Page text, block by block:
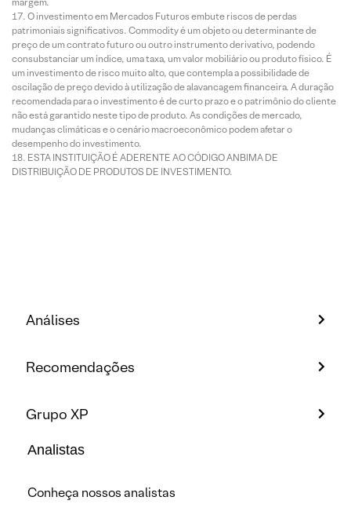
O investimento em Mercados Futuros embute riscos de perdas
patrimoniais significativos. Commodity é um objeto ou determinante de
preço de um contrato futuro ou outro instrumento derivativo, podendo
consubstanciar um índice, uma taxa, um valor mobiliário ou produto físico. É
um investimento de risco muito alto, que contempla a possibilidade de
oscilação de preço devido à utilização de alavancagem financeira. A duração
recomendada para o investimento é de curto prazo e o patrimônio do cliente
não está garantido neste tipo de produto. As condições de mercado,
mudanças climáticas e o cenário macroeconômico podem afetar o
desempenho do investimento.
ESTA INSTITUIÇÃO É ADERENTE AO CÓDIGO ANBIMA DE
DISTRIBUIÇÃO DE PRODUTOS DE INVESTIMENTO.
Análises
Recomendações
Grupo XP
Analistas
Conheça nossos analistas